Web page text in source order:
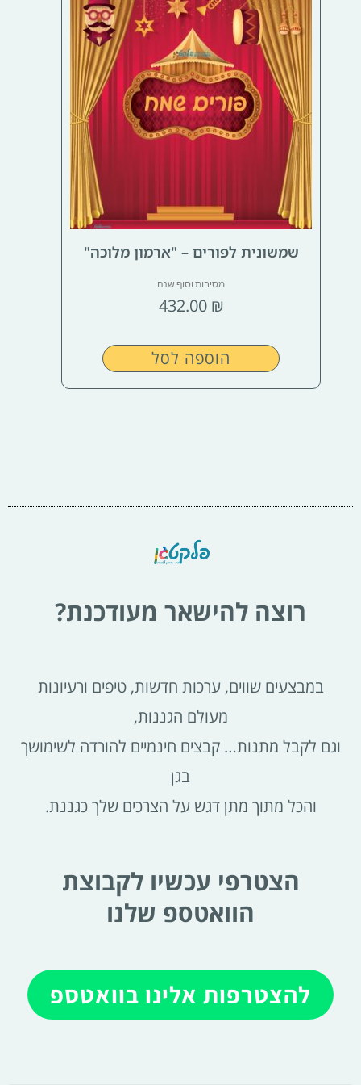
שמשונית לפורים – "ארמון מלוכה"
מסיבות וסוף שנה
432.00 ₪
הוספה לסל
רוצה להישאר מעודכנת?
במבצעים שווים, ערכות חדשות, טיפים ורעיונות
מעולם הגננות,
וגם לקבל מתנות… קבצים חינמיים להורדה לשימושך
בגן
והכל מתוך מתן דגש על הצרכים שלך כגננת.
הצטרפי עכשיו לקבוצת
הוואטספ שלנו
להצטרפות אלינו בוואטספ